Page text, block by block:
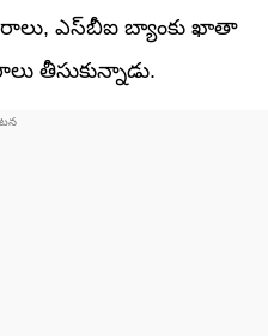
ఎస్‌బీఐ బ్యాంకు ఖాతా
తీసుకున్నాడు.